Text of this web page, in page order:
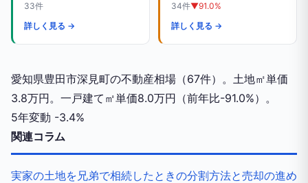
33件
詳しく見る →
34件▼91.0%
詳しく見る →
愛知県豊田市深見町の不動産相場（67件）。土地㎡単価
3.8万円。一戸建て㎡単価8.0万円（前年比-91.0%）。
5年変動 -3.4%
関連コラム
実家の土地を兄弟で相続したときの分割方法と売却の進め